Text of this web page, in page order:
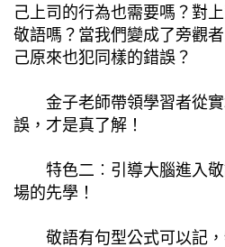
己上司的行為也需要嗎？對
敬語嗎？當我們變成了旁觀
己原來也犯同樣的錯誤？
金子老師帶領學習者從實
誤，才是真了解！
特色二︰引導大腦進入敬
場的先學！
敬語有句型公式可以記，